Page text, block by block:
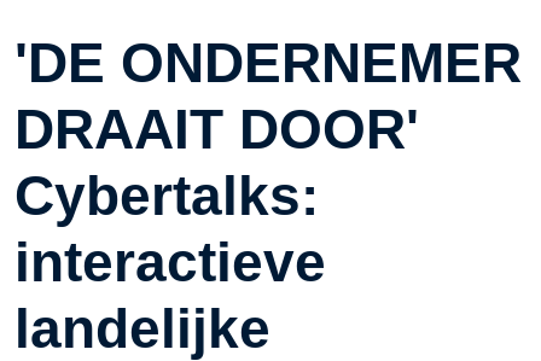
'DE ONDERNEMER
DRAAIT DOOR'
Cybertalks:
interactieve
landelijke